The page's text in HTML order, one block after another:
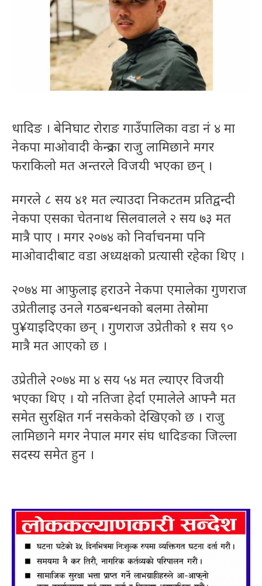
धादिङ । बेनिघाट रोराङ गाउँपालिका वडा नं ४ मा
नेकपा माओवादी केन्द्रका राजु लामिछाने मगर
फराकिलो मत अन्तरले विजयी भएका छन् ।
मगरले ८ सय ४१ मत ल्याउदा निकटतम प्रतिद्वन्दी
नेकपा एसका चेतनाथ सिलवालले २ सय ७३ मत
मात्रै पाए । मगर २०७४ को निर्वाचनमा पनि
माओवादीबाट वडा अध्यक्षको प्रत्यासी रहेका थिए ।
२०७४ मा आफुलाइ हराउने नेकपा एमालेका गुणराज
उप्रेतीलाइ उनले गठबन्धनको बलमा तेस्रोमा
पु¥याइदिएका छन् । गुणराज उप्रेतीको १ सय ९०
मात्रै मत आएको छ ।
उप्रेतीले २०७४ मा ४ सय ५४ मत ल्याएर विजयी
भएका थिए । यो नतिजा हेर्दा एमालेले आफ्नै मत
समेत सुरक्षित गर्न नसकेको देखिएको छ । राजु
लामिछाने मगर नेपाल मगर संघ धादिङका जिल्ला
सदस्य समेत हुन ।